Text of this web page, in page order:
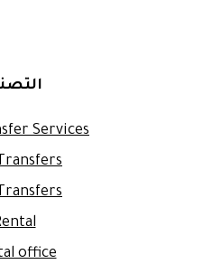
Services
office